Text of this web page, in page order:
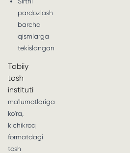
pardozlash
barcha
qismlarga
tekislangan
Tabiiy
tosh
instituti
ma'lumotlariga
ko'ra,
kichikroq
formatdagi
tosh